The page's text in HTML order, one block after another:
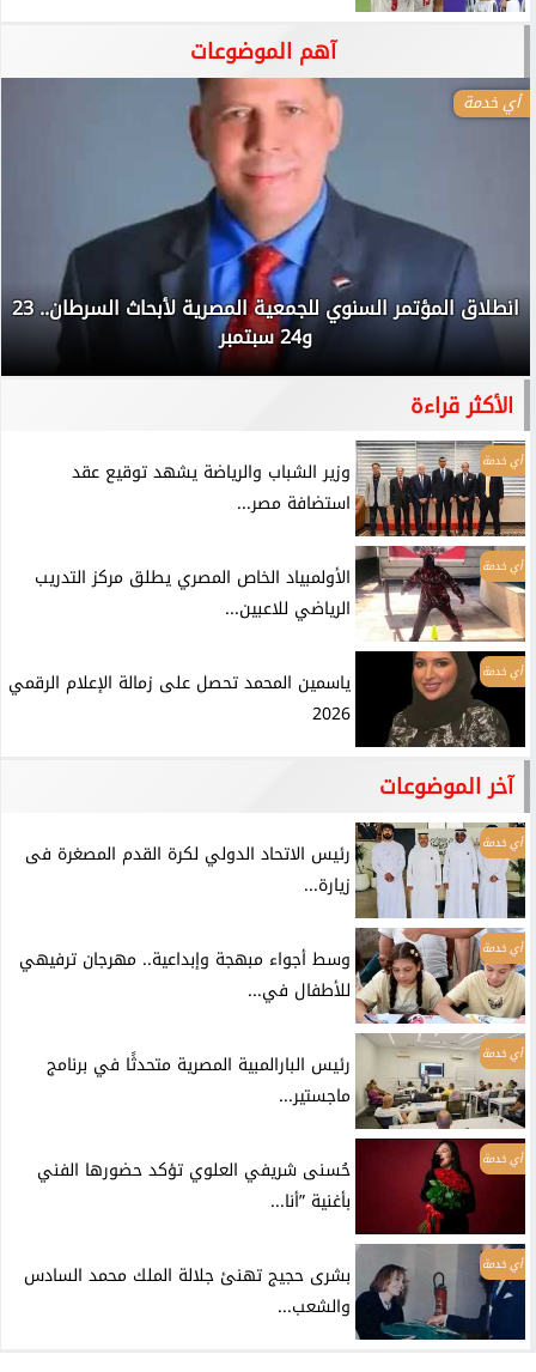
آهم الموضوعات
أي خدمة
انطلاق المؤتمر السنوي للجمعية المصرية لأبحاث السرطان.. 23
و24 سبتمبر
الأكثر قراءة
أي خدمة
وزير الشباب والرياضة يشهد توقيع عقد
استضافة مصر...
أي خدمة
الأولمبياد الخاص المصري يطلق مركز التدريب
الرياضي للاعبين...
أي خدمة
ياسمين المحمد تحصل على زمالة الإعلام الرقمي
2026
آخر الموضوعات
أي خدمة
رئيس الاتحاد الدولي لكرة القدم المصغرة فى
زيارة...
أي خدمة
وسط أجواء مبهجة وإبداعية.. مهرجان ترفيهي
للأطفال في...
أي خدمة
رئيس البارالمبية المصرية متحدثًا في برنامج
ماجستير...
أي خدمة
حُسنى شريفي العلوي تؤكد حضورها الفني
بأغنية ”أنا...
أي خدمة
بشرى حجيج تهنئ جلالة الملك محمد السادس
والشعب...